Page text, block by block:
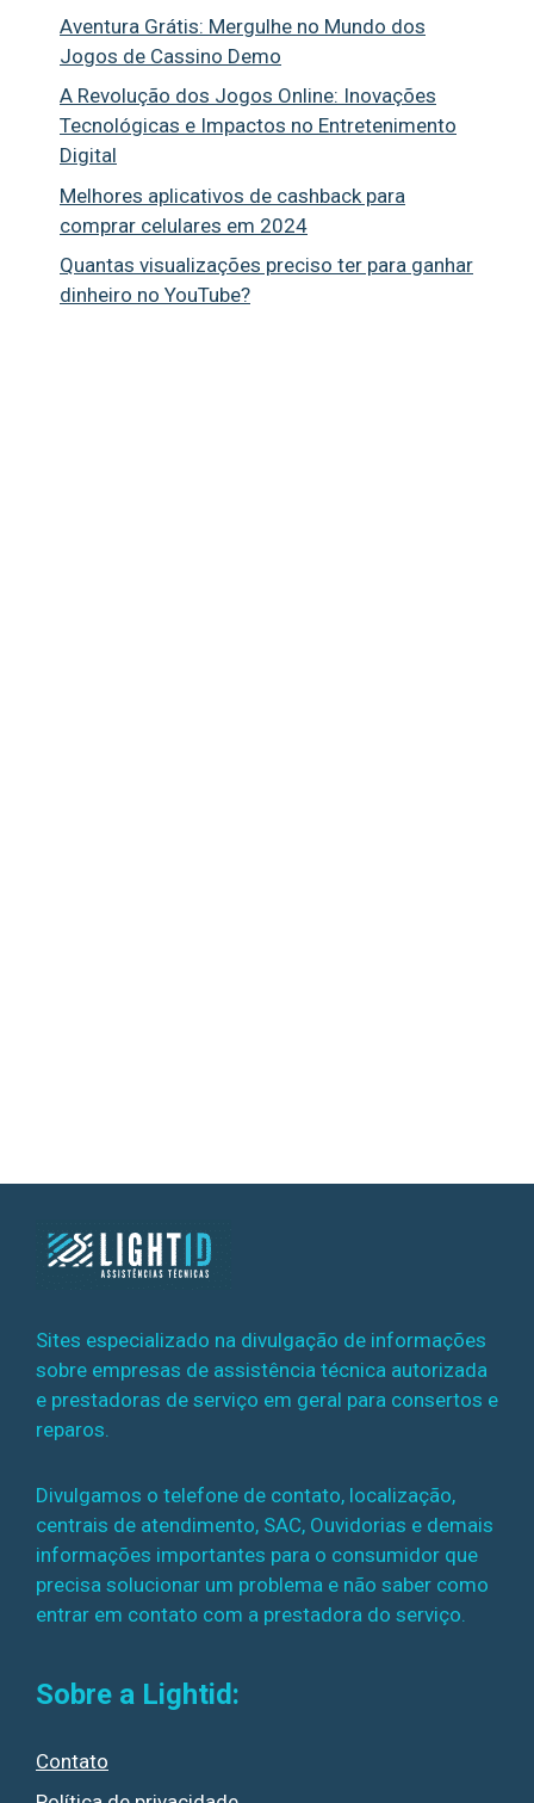
Aventura Grátis: Mergulhe no Mundo dos
Jogos de Cassino Demo
A Revolução dos Jogos Online: Inovações
Tecnológicas e Impactos no Entretenimento
Digital
Melhores aplicativos de cashback para
comprar celulares em 2024
Quantas visualizações preciso ter para ganhar
dinheiro no YouTube?
Sites especializado na divulgação de informações
sobre empresas de assistência técnica autorizada
e prestadoras de serviço em geral para consertos e
reparos.
Divulgamos o telefone de contato, localização,
centrais de atendimento, SAC, Ouvidorias e demais
informações importantes para o consumidor que
precisa solucionar um problema e não saber como
entrar em contato com a prestadora do serviço.
Sobre a Lightid:
Contato